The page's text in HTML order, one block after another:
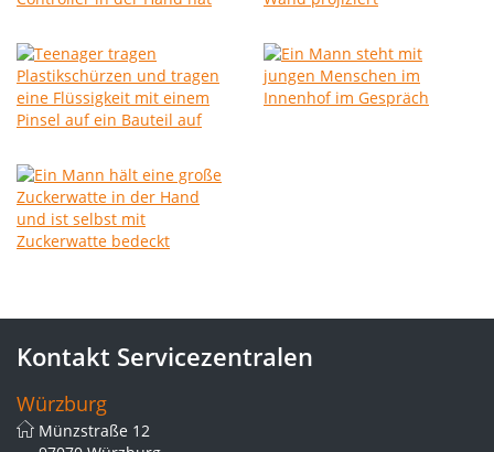
Kontakt Servicezentralen
Würzburg
Münzstraße 12